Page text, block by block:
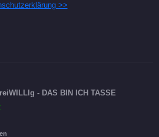
>>
- DAS BIN ICH TASSE
ist: